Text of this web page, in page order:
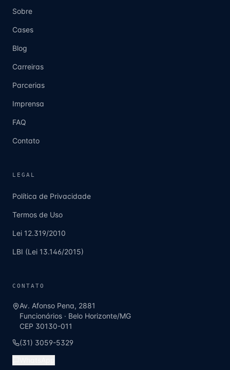
Sobre
Cases
Blog
Carreiras
Parcerias
Imprensa
FAQ
Contato
LEGAL
Política de Privacidade
Termos de Uso
Lei 12.319/2010
LBI (Lei 13.146/2015)
CONTATO
Av. Afonso Pena, 2881
Funcionários · Belo Horizonte/MG
CEP 30130-011
(31) 3059-5329